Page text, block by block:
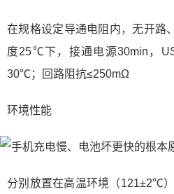
在规格设定导通电阻内，无开路
度25℃下，接通电源30min，
30℃；回路阻抗≤250mΩ
环境性能
分别放置在高温环境（121±2℃